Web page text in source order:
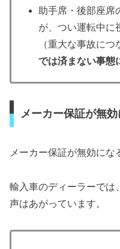
助手席・後部座席
が、つい運転中
（重大な事故につ
では済まない事態
メーカー保証が無
メーカー保証が無効にな
輸入車のディーラーでは
声はあがっています。